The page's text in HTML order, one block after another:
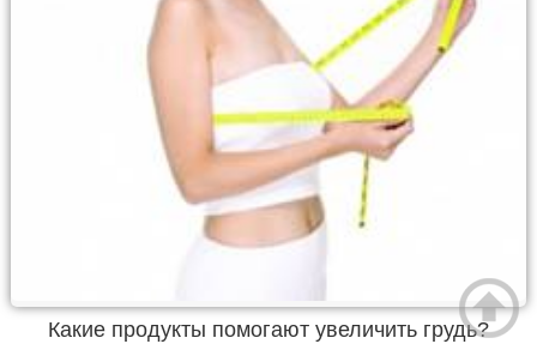
Какие продукты помогают увеличить грудь?